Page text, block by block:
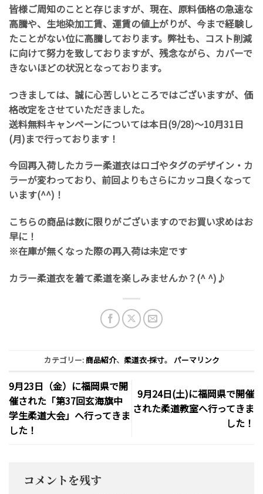
皆様ご周知のことと存じますが、現在、原料価格の急速な
高騰や、生地染加工賃、運賃の値上がりが、今まで経験し
たことがない位に高騰しております。弊社も、コスト削減
に向けて努力を致しておりますが、残念ながら、カバーで
きないほどの状況となっております。
つきましては、誠に心苦しいところではございますが、価
格改定をさせていただきました。
送料無料キャンペーンについては本日(9/28)〜10月31日
(月)まで行っております！
今回再入荷したカラー柔道衣はロゴやタグのデザイン・カ
ラーが変わっており、前回よりもさらにカッコ良くなって
います(^^)！
こちらの商品は数に限りがございますのでお買い求めはお
早に！
※在庫が無くなった際の再入荷は未定です
カラー柔道衣を着て柔道を楽しみませんか？(^ ^)♪
カテゴリー: 商品紹介、 柔道衣-採寸。 パーマリンク
9月23日（金）に福岡県で開
催された「第37回玄海旗中
学生柔道大会」へ行ってきま
した！
9月24日(土)に福岡県で開催
された柔道教室へ行ってきま
した！
コメントを残す